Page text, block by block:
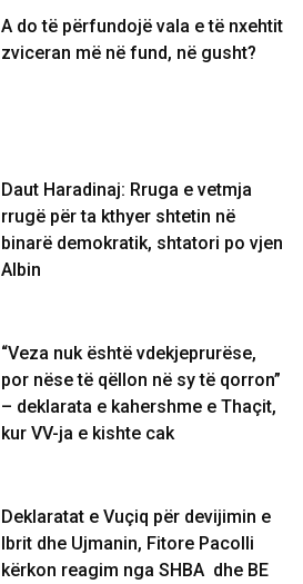
A do të përfundojë vala e të nxehtit
zviceran më në fund, në gusht?
Daut Haradinaj: Rruga e vetmja
rrugë për ta kthyer shtetin në
binarë demokratik, shtatori po vjen
Albin
“Veza nuk është vdekjeprurëse,
por nëse të qëllon në sy të qorron”
– deklarata e kahershme e Thaçit,
kur VV-ja e kishte cak
Deklaratat e Vuçiq për devijimin e
Ibrit dhe Ujmanin, Fitore Pacolli
kërkon reagim nga SHBA dhe BE